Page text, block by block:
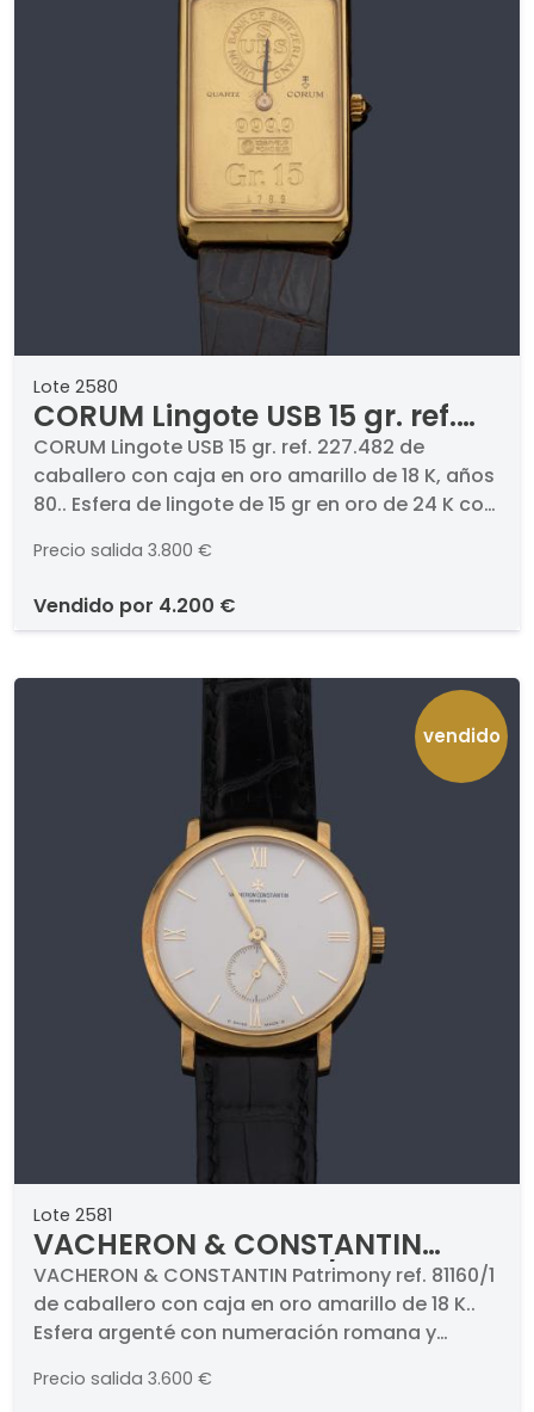
Lote 2580
CORUM Lingote USB 15 gr. ref.
227.482 de caballero con caja
en oro amarillo de 18 K, años 80.
Con funda original y
documentación.
CORUM Lingote USB 15 gr. ref. 227.482 de
caballero con caja en oro amarillo de 18 K, años
80.. Esfera de lingote de 15 gr en oro de 24 K con
Pulsera en piel (pulsera de repuesto piel negra).
Mecanismo de cuarzo. Estado de marcha. Con
funda original y documentación.
Precio salida 3.800 €
vendido por 4.200 €
vendido
Lote 2581
VACHERON & CONSTANTIN
Patrimony ref. 81160/1 de
caballero con caja en oro
amarillo de 18 K.
VACHERON & CONSTANTIN Patrimony ref. 81160/1
de caballero con caja en oro amarillo de 18 K..
Esfera argenté con numeración romana y
tipo feuille. Caja en oro amarillo de 18 K con
Precio salida 3.600 €